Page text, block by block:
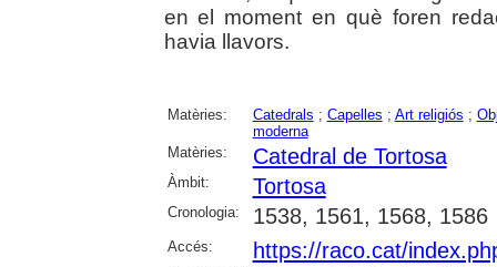
en el moment en què foren
havia llavors.
Matèries: Catedrals ; Capelles ; Art religiós ;
moderna
Matèries:
Catedral de Tortosa
Àmbit: Tortosa
Cronologia: 1538, 1561, 1568, 1586
Accés: https://raco.cat/